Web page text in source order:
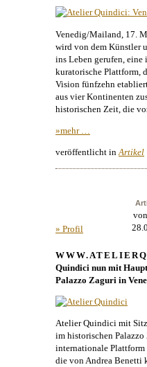
Venedig/Mailand, 17.
wird von dem Künstler
ins Leben gerufen,
kuratorische Plattform,
Vision fünfzehn
aus vier Kontinenten
historischen Zeit, die
»mehr …
veröffentlicht inArtikel
von
» Profil
Quindici nun mit
Palazzo Zaguri in
Atelier Quindici mit
im historischen
internationale Plattform
die von Andrea Benetti